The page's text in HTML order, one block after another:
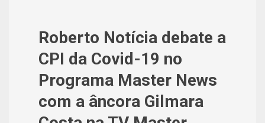
Roberto Notícia debate a
CPI da Covid-19 no
Programa Master News
com a âncora Gilmara